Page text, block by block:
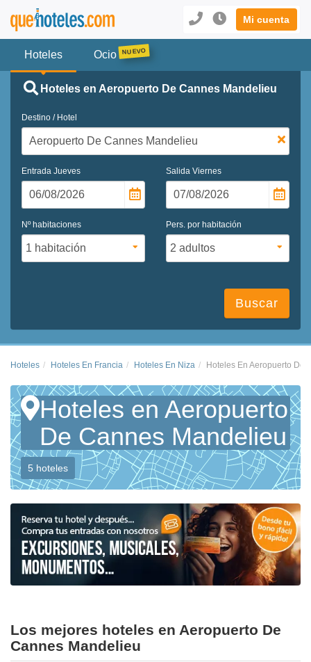
Mi cuenta
Hoteles Ocio
Hoteles en Aeropuerto De Cannes Mandelieu
Destino / Hotel
Entrada Jueves Salida Viernes
Nº habitaciones Pers. por habitación
Buscar
Hoteles Hoteles En Francia Hoteles En Niza Hoteles En Aeropuerto De
Hoteles en Aeropuerto
De Cannes Mandelieu
5 hoteles
Los mejores hoteles en Aeropuerto De
Cannes Mandelieu